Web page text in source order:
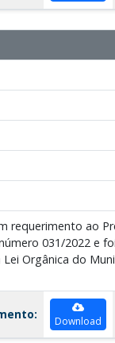
requerimento ao
031/2022 e
Orgânica do
Download